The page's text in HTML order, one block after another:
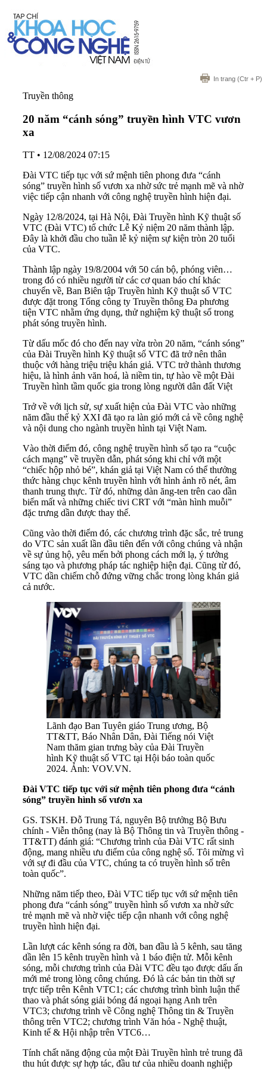
In trang (Ctr + P)
Truyền thông
20 năm “cánh sóng” truyền hình VTC vươn
xa
TT • 12/08/2024 07:15
Đài VTC tiếp tục với sứ mệnh tiên phong đưa “cánh
sóng” truyền hình số vươn xa nhờ sức trẻ mạnh mẽ và nhờ
việc tiếp cận nhanh với công nghệ truyền hình hiện đại.
Ngày 12/8/2024, tại Hà Nội, Đài Truyền hình Kỹ thuật số
VTC (Đài VTC) tổ chức Lễ Kỷ niệm 20 năm thành lập.
Đây là khởi đầu cho tuần lễ kỷ niệm sự kiện tròn 20 tuổi
của VTC.
Thành lập ngày 19/8/2004 với 50 cán bộ, phóng viên…
trong đó có nhiều người từ các cơ quan báo chí khác
chuyển về, Ban Biên tập Truyền hình Kỹ thuật số VTC
được đặt trong Tổng công ty Truyền thông Đa phương
tiện VTC nhằm ứng dụng, thử nghiệm kỹ thuật số trong
phát sóng truyền hình.
Từ dấu mốc đó cho đến nay vừa tròn 20 năm, “cánh sóng”
của Đài Truyền hình Kỹ thuật số VTC đã trở nên thân
thuộc với hàng triệu triệu khán giả. VTC trở thành thương
hiệu, là hình ảnh văn hoá, là niềm tin, tự hào về một Đài
Truyền hình tầm quốc gia trong lòng người dân đất Việt
Trở về với lịch sử, sự xuất hiện của Đài VTC vào những
năm đầu thế kỷ XXI đã tạo ra làn gió mới cả về công nghệ
và nội dung cho ngành truyền hình tại Việt Nam.
Vào thời điểm đó, công nghệ truyền hình số tạo ra “cuộc
cách mạng” về truyền dẫn, phát sóng khi chỉ với một
“chiếc hộp nhỏ bé”, khán giả tại Việt Nam có thể thưởng
thức hàng chục kênh truyền hình với hình ảnh rõ nét, âm
thanh trung thực. Từ đó, những dàn ăng-ten trên cao dần
biến mất và những chiếc tivi CRT với “màn hình muỗi”
đặc trưng dần được thay thế.
Cũng vào thời điểm đó, các chương trình đặc sắc, trẻ trung
do VTC sản xuất lần đầu tiên đến với công chúng và nhận
về sự ủng hộ, yêu mến bởi phong cách mới lạ, ý tưởng
sáng tạo và phương pháp tác nghiệp hiện đại. Cũng từ đó,
VTC dần chiếm chỗ đứng vững chắc trong lòng khán giả
cả nước.
Lãnh đạo Ban Tuyên giáo Trung ương, Bộ
TT&TT, Báo Nhân Dân, Đài Tiếng nói Việt
Nam thăm gian trưng bày của Đài Truyền
hình Kỹ thuật số VTC tại Hội báo toàn quốc
2024. Ảnh: VOV.VN.
Đài VTC tiếp tục với sứ mệnh tiên phong đưa “cánh
sóng” truyền hình số vươn xa
GS. TSKH. Đỗ Trung Tá, nguyên Bộ trưởng Bộ Bưu
chính - Viễn thông (nay là Bộ Thông tin và Truyền thông -
TT&TT) đánh giá: “Chương trình của Đài VTC rất sinh
động, mang nhiều ưu điểm của công nghệ số. Tôi mừng vì
với sự đi đầu của VTC, chúng ta có truyền hình số trên
toàn quốc”.
Những năm tiếp theo, Đài VTC tiếp tục với sứ mệnh tiên
phong đưa “cánh sóng” truyền hình số vươn xa nhờ sức
trẻ mạnh mẽ và nhờ việc tiếp cận nhanh với công nghệ
truyền hình hiện đại.
Lần lượt các kênh sóng ra đời, ban đầu là 5 kênh, sau tăng
dần lên 15 kênh truyền hình và 1 báo điện tử. Mỗi kênh
sóng, mỗi chương trình của Đài VTC đều tạo được dấu ấn
mới mẻ trong lòng công chúng. Đó là các bản tin thời sự
trực tiếp trên Kênh VTC1; các chương trình bình luận thể
thao và phát sóng giải bóng đá ngoại hạng Anh trên
VTC3; chương trình về Công nghệ Thông tin & Truyền
thông trên VTC2; chương trình Văn hóa - Nghệ thuật,
Kinh tế & Hội nhập trên VTC6…
Tính chất năng động của một Đài Truyền hình trẻ trung đã
thu hút được sự hợp tác, đầu tư của nhiều doanh nghiệp